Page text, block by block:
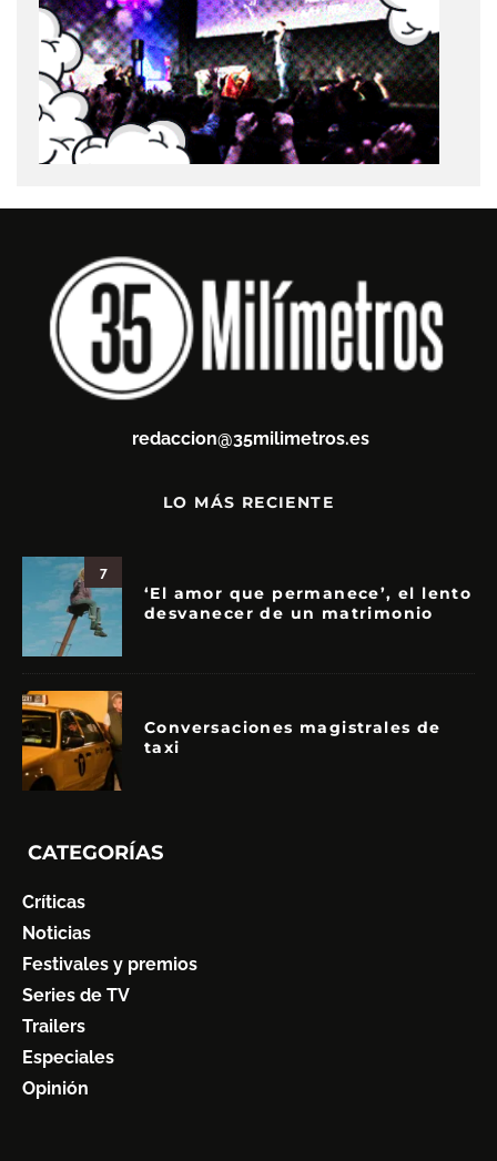
redaccion@35milimetros.es
LO MÁS RECIENTE
7
‘El amor que permanece’, el lento
desvanecer de un matrimonio
Conversaciones magistrales de
taxi
CATEGORÍAS
Críticas
Noticias
Festivales y premios
Series de TV
Trailers
Especiales
Opinión